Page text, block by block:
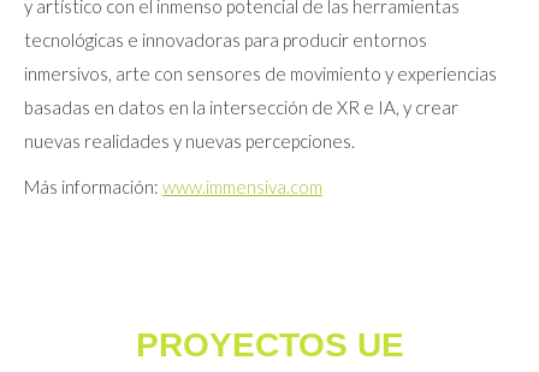
y artístico con el inmenso potencial de las herramientas
tecnológicas e innovadoras para producir entornos
inmersivos, arte con sensores de movimiento y experiencias
basadas en datos en la intersección de XR e IA, y crear
nuevas realidades y nuevas percepciones.
Más información: www.immensiva.com
PROYECTOS UE